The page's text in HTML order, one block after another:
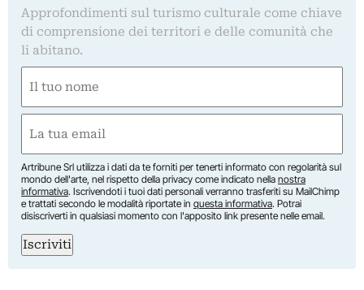
Approfondimenti sul turismo culturale come chiave
di comprensione dei territori e delle comunità che
li abitano.
(Obbligatorio)
Nome
(Obbligatorio)
Artribune Srl utilizza i dati da te forniti per tenerti informato con regolarità sul
mondo dell'arte, nel rispetto della privacy come indicato nella nostra
informativa. Iscrivendoti i tuoi dati personali verranno trasferiti su MailChimp
e trattati secondo le modalità riportate in questa informativa. Potrai
disiscriverti in qualsiasi momento con l'apposito link presente nelle email.
Iscriviti